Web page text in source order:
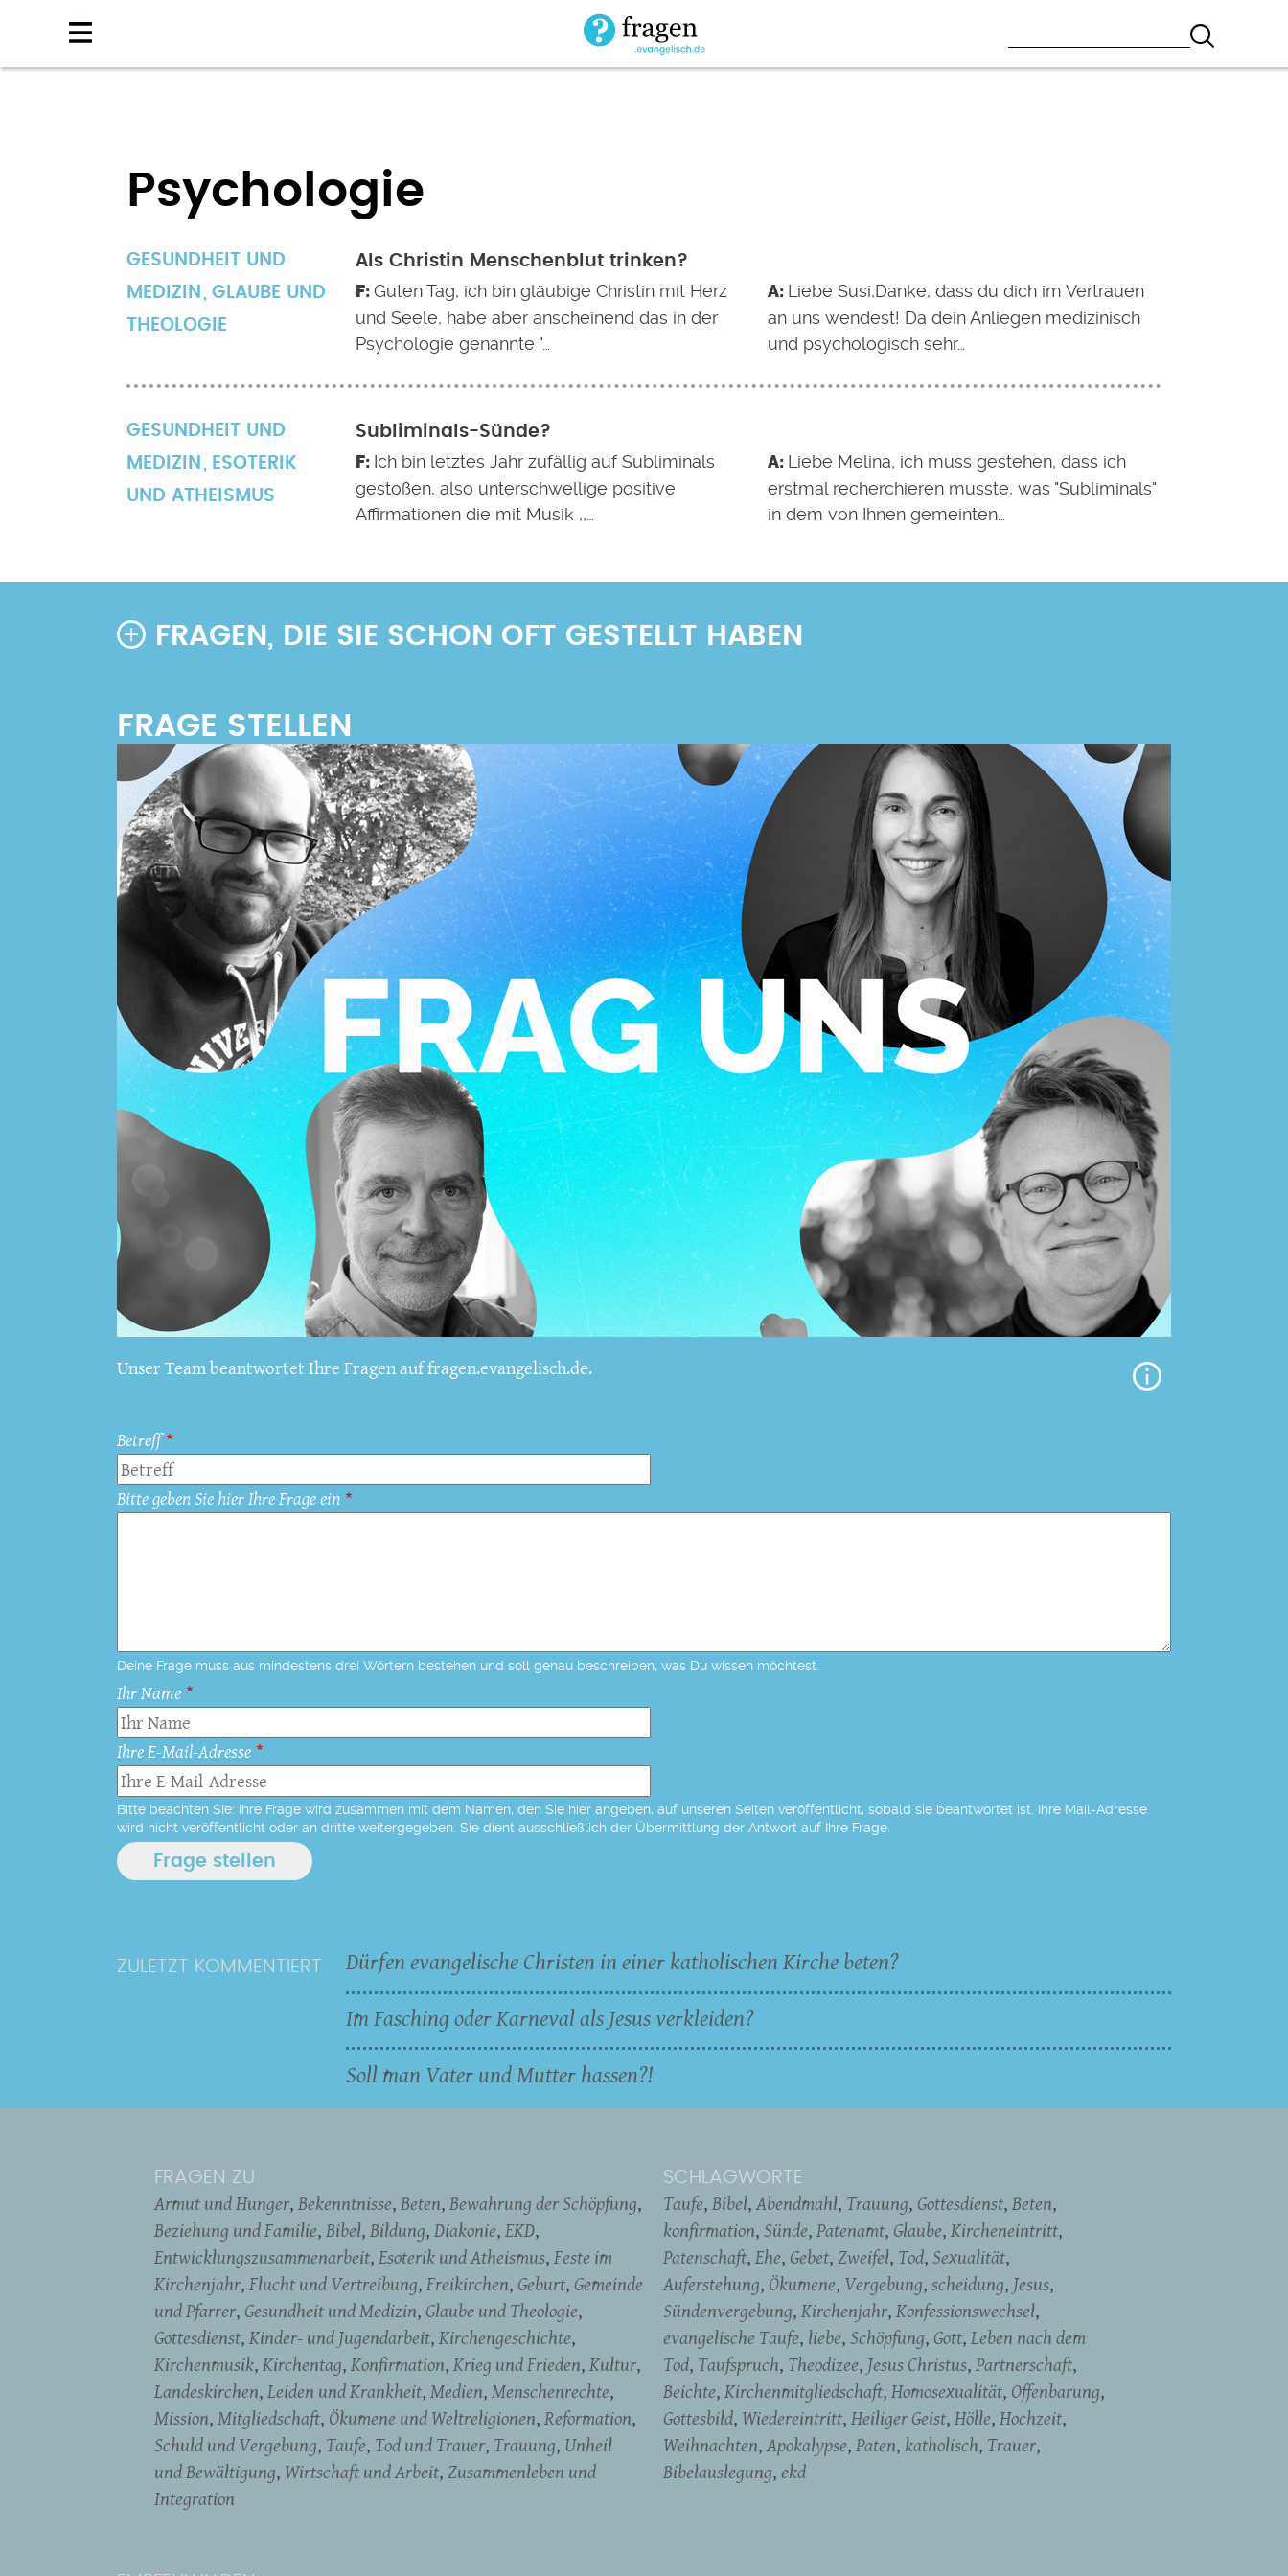
Psychologie
GESUNDHEIT UND
MEDIZIN
GLAUBE UND
THEOLOGIE
Als Christin Menschenblut trinken?
Guten Tag, ich bin gläubige Christin mit Herz
und Seele, habe aber anscheinend das in der
Psychologie genannte "…
Liebe Susi,Danke, dass du dich im Vertrauen
an uns wendest! Da dein Anliegen medizinisch
und psychologisch sehr…
GESUNDHEIT UND
MEDIZIN
ESOTERIK
UND ATHEISMUS
Subliminals-Sünde?
Ich bin letztes Jahr zufällig auf Subliminals
gestoßen, also unterschwellige positive
Affirmationen die mit Musik ,,…
Liebe Melina, ich muss gestehen, dass ich
erstmal recherchieren musste, was "Subliminals"
in dem von Ihnen gemeinten…
FRAGEN, DIE SIE SCHON OFT GESTELLT HABEN
Unser Team beantwortet Ihre Fragen auf fragen.evangelisch.de.
Betreff
Bitte geben Sie hier Ihre Frage ein
Deine Frage muss aus mindestens drei Wörtern bestehen und soll genau beschreiben, was Du wissen möchtest.
Ihr Name
Ihre E-Mail-Adresse
Bitte beachten Sie: Ihre Frage wird zusammen mit dem Namen, den Sie hier angeben, auf unseren Seiten veröffentlicht, sobald sie beantwortet ist. Ihre Mail-Adresse
wird nicht veröffentlicht oder an dritte weitergegeben. Sie dient ausschließlich der Übermittlung der Antwort auf Ihre Frage.
ZULETZT KOMMENTIERT
Dürfen evangelische Christen in einer katholischen Kirche beten?
Im Fasching oder Karneval als Jesus verkleiden?
Soll man Vater und Mutter hassen?!
FRAGEN ZU
Armut und Hunger Bekenntnisse Beten Bewahrung der Schöpfung
Beziehung und Familie Bibel Bildung Diakonie EKD
Entwicklungszusammenarbeit Esoterik und Atheismus Feste im
Kirchenjahr Flucht und Vertreibung Freikirchen Geburt Gemeinde
und Pfarrer Gesundheit und Medizin Glaube und Theologie
Gottesdienst Kinder- und Jugendarbeit Kirchengeschichte
Kirchenmusik Kirchentag Konfirmation Krieg und Frieden Kultur
Landeskirchen Leiden und Krankheit Medien Menschenrechte
Mission Mitgliedschaft Ökumene und Weltreligionen Reformation
Schuld und Vergebung Taufe Tod und Trauer Trauung Unheil
und Bewältigung Wirtschaft und Arbeit Zusammenleben und
Integration
SCHLAGWORTE
Taufe Bibel Abendmahl Trauung Gottesdienst Beten
konfirmation Sünde Patenamt Glaube Kircheneintritt
Patenschaft Ehe Gebet Zweifel Tod Sexualität
Auferstehung Ökumene Vergebung scheidung Jesus
Sündenvergebung Kirchenjahr Konfessionswechsel
evangelische Taufe liebe Schöpfung Gott Leben nach dem
Tod Taufspruch Theodizee Jesus Christus Partnerschaft
Beichte Kirchenmitgliedschaft Homosexualität Offenbarung
Gottesbild Wiedereintritt Heiliger Geist Hölle Hochzeit
Weihnachten Apokalypse Paten katholisch Trauer
Bibelauslegung ekd